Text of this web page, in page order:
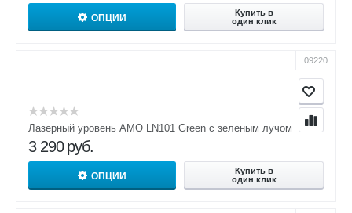
ОПЦИИ
Купить в
один клик
09220
Лазерный уровень AMO LN101 Green с зеленым лучом
3 290 руб.
ОПЦИИ
Купить в
один клик